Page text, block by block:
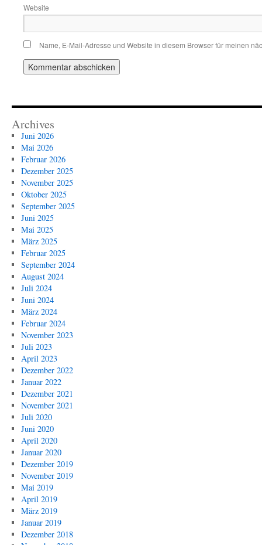
Website
Name, E-Mail-Adresse und Website in diesem Browser für meinen
Archives
Juni 2026
Mai 2026
Februar 2026
Dezember 2025
November 2025
Oktober 2025
September 2025
Juni 2025
Mai 2025
März 2025
Februar 2025
September 2024
August 2024
Juli 2024
Juni 2024
März 2024
Februar 2024
November 2023
Juli 2023
April 2023
Dezember 2022
Januar 2022
Dezember 2021
November 2021
Juli 2020
Juni 2020
April 2020
Januar 2020
Dezember 2019
November 2019
Mai 2019
April 2019
März 2019
Januar 2019
Dezember 2018